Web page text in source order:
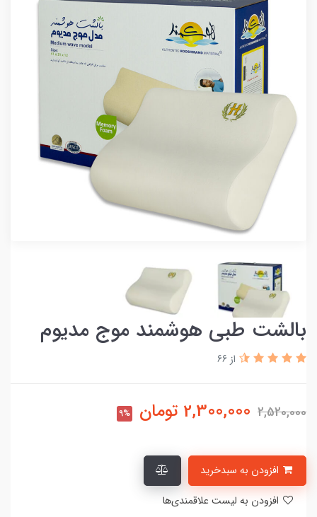
بالشت طبی هوشمند موج مدیوم
از 66
2,520,000
2,300,000 تومان 9%